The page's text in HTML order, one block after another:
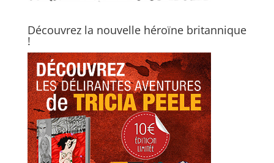
Découvrez la nouvelle héroïne britannique
!